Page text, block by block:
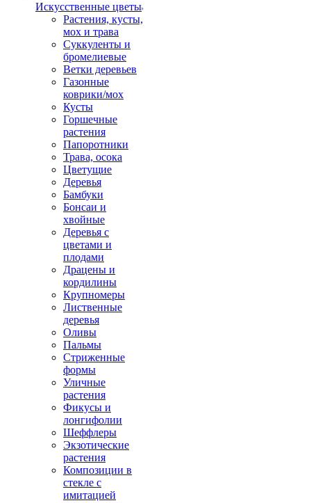
Искусственные цветы
Растения, кусты,
мох и трава
Суккуленты и
бромелиевые
Ветки деревьев
Газонные
коврики/мох
Кусты
Горшечные
растения
Папоротники
Трава, осока
Цветущие
Деревья
Бамбуки
Бонсаи и
хвойные
Деревья с
цветами и
плодами
Драцены и
кордилины
Крупномеры
Лиственные
деревья
Оливы
Пальмы
Стриженные
формы
Уличные
растения
Фикусы и
лонгифолии
Шеффлеры
Экзотические
растения
Композиции в
стекле с
имитацией